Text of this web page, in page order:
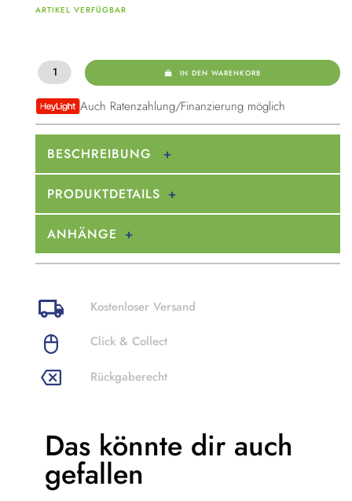
ARTIKEL VERFÜGBAR
IN DEN WARENKORB
Auch Ratenzahlung/Finanzierung möglich
BESCHREIBUNG
PRODUKTDETAILS
ANHÄNGE
Kostenloser Versand
Click & Collect
Rückgaberecht
Das könnte dir auch
gefallen